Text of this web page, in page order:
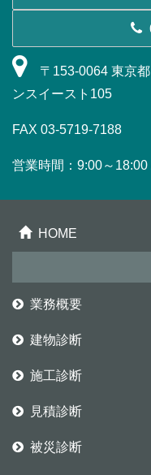
〒153-0064 東京
ンスイースト105
FAX 03-5719-7188
営業時間：9:00～
HOME
業務概要
建物診断
施工診断
見積診断
被災診断